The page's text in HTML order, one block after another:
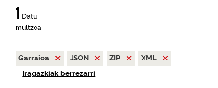
1 Datu
multzoa
Garraioa JSON ZIP
XML
Iragazkiak berrezarri